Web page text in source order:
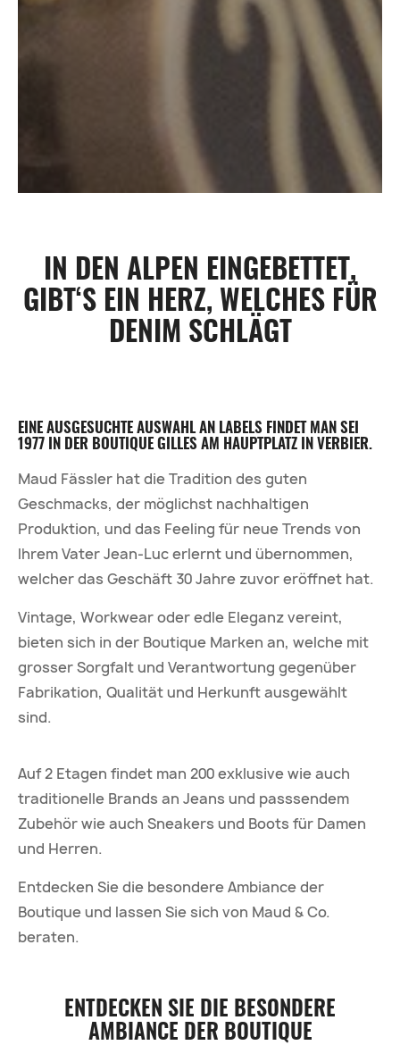
IN DEN ALPEN EINGEBETTET,
GIBT‘S EIN HERZ, WELCHES FÜR
DENIM SCHLÄGT
EINE AUSGESUCHTE AUSWAHL AN LABELS FINDET MAN SEI
1977 IN DER BOUTIQUE GILLES AM HAUPTPLATZ IN VERBIER.
Maud Fässler hat die Tradition des guten
Geschmacks, der möglichst nachhaltigen
Produktion, und das Feeling für neue Trends von
Ihrem Vater Jean-Luc erlernt und übernommen,
welcher das Geschäft 30 Jahre zuvor eröffnet hat.
Vintage, Workwear oder edle Eleganz vereint,
bieten sich in der Boutique Marken an, welche mit
grosser Sorgfalt und Verantwortung gegenüber
Fabrikation, Qualität und Herkunft ausgewählt
sind.
Auf 2 Etagen findet man 200 exklusive wie auch
traditionelle Brands an Jeans und passsendem
Zubehör wie auch Sneakers und Boots für Damen
und Herren.
Entdecken Sie die besondere Ambiance der
Boutique und lassen Sie sich von Maud & Co.
beraten.
ENTDECKEN SIE DIE BESONDERE
AMBIANCE DER BOUTIQUE